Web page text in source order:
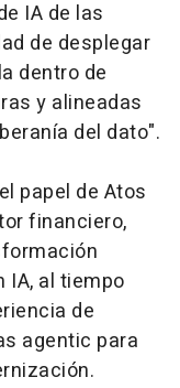
IA de las
de desplegar
dentro de
y alineadas
del dato".
papel de Atos
financiero,
IA, al tiempo
de
agentic para